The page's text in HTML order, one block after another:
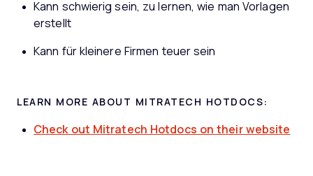
Kann schwierig sein, zu lernen, wie man Vorlagen
erstellt
Kann für kleinere Firmen teuer sein
LEARN MORE ABOUT MITRATECH HOTDOCS:
Check out Mitratech Hotdocs on their website